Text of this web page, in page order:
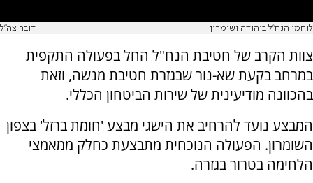
לוחמי הנח"ל ביהודה ושומרון דובר צה"ל
צוות הקרב של חטיבת הנח"ל החל בפעולה התקפית
במרחב בקעת שא-נור שבגזרת חטיבת מנשה, וזאת
בהכוונה מודיעינית של שירות הביטחון הכללי.
המבצע נועד להרחיב את הישגי מבצע 'חומת ברזל' בצפון
השומרון. הפעולה הנוכחית מתבצעת כחלק ממאמצי
הלחימה בטרור בגזרה.